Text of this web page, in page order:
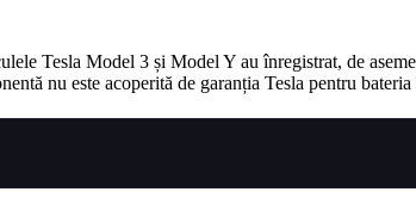
Tesla Model 3 și Model Y au înregistrat, de
nu este acoperită de garanția Tesla pentru